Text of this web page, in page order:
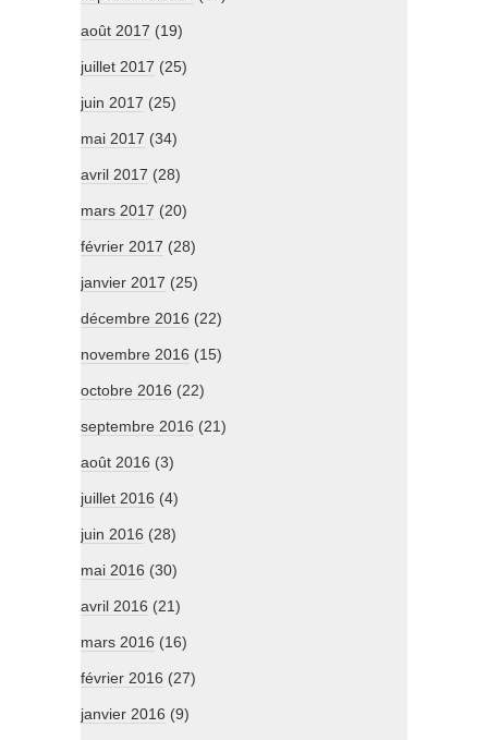
août 2017 (19)
juillet 2017 (25)
juin 2017 (25)
mai 2017 (34)
avril 2017 (28)
mars 2017 (20)
février 2017 (28)
janvier 2017 (25)
décembre 2016 (22)
novembre 2016 (15)
octobre 2016 (22)
septembre 2016 (21)
août 2016 (3)
juillet 2016 (4)
juin 2016 (28)
mai 2016 (30)
avril 2016 (21)
mars 2016 (16)
février 2016 (27)
janvier 2016 (9)